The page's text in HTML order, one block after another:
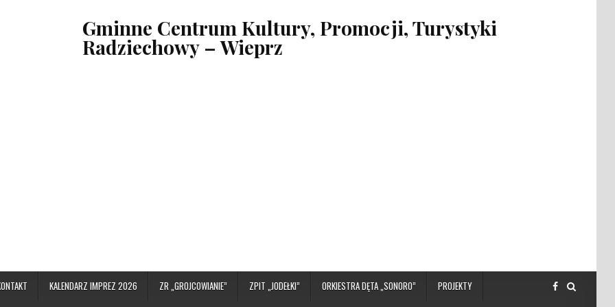
Gminne Centrum Kultury, Promocji, Turystyki
Radziechowy – Wieprz
KALENDARZ IMPREZ 2026 ZR „GROJCOWIANIE” ZPIT „JODEŁKI” ORKIESTRA DĘTA „SONORO” PROJEKTY